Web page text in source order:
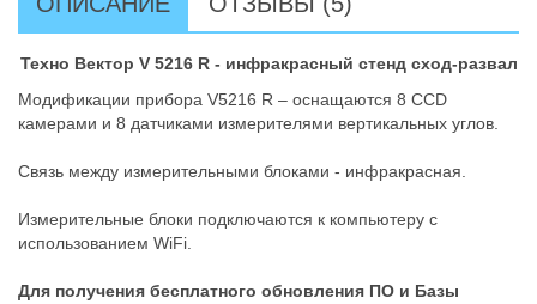
Техно Вектор V 5216 R - инфракрасный стенд сход-развал
Модификации прибора V5216 R – оснащаются 8 CCD
камерами и 8 датчиками измерителями вертикальных углов.
Связь между измерительными блоками - инфракрасная.
Измерительные блоки подключаются к компьютеру с
использованием WiFi.
Для получения бесплатного обновления ПО и Базы